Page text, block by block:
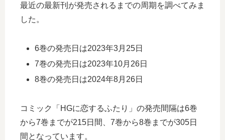
最近の最新刊が発売されるまでの周期を調べてみま
した。
6巻の発売日は2023年3月25日
7巻の発売日は2023年10月26日
8巻の発売日は2024年8月26日
コミック「HGに恋するふたり」の発売間隔は6巻
から7巻までが215日間、7巻から8巻までが305日
間となっています。